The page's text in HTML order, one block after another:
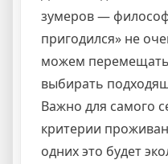
зумеров —
пригодился» не
можем
выбирать
Важно для самого
критерии
одних это будет